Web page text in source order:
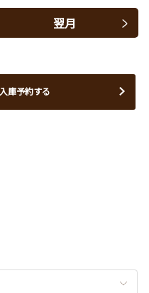
翌月
入庫予約する